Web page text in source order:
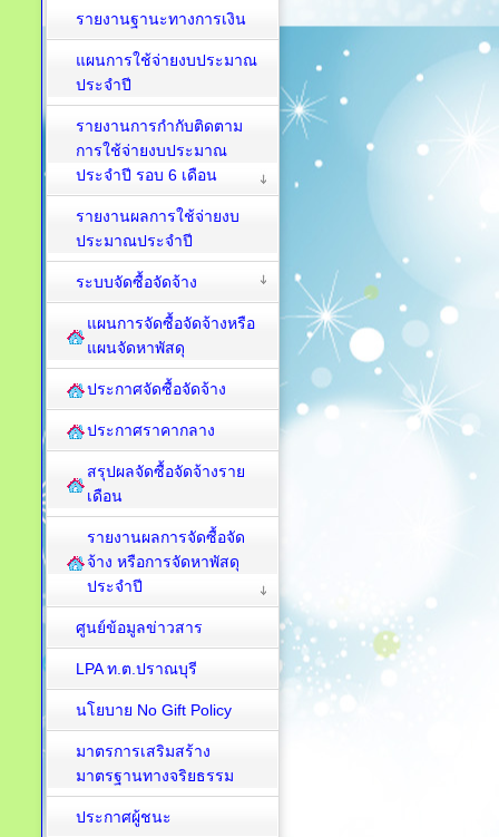
รายงานฐานะทางการเงิน
แผนการใช้จ่ายงบประมาณ
ประจำปี
รายงานการกำกับติดตาม
การใช้จ่ายงบประมาณ
ประจำปี รอบ 6 เดือน
รายงานผลการใช้จ่ายงบ
ประมาณประจำปี
ระบบจัดซื้อจัดจ้าง
แผนการจัดซื้อจัดจ้างหรือ
แผนจัดหาพัสดุ
ประกาศจัดซื้อจัดจ้าง
ประกาศราคากลาง
สรุปผลจัดซื้อจัดจ้างราย
เดือน
รายงานผลการจัดซื้อจัด
จ้าง หรือการจัดหาพัสดุ
ประจำปี
ศูนย์ข้อมูลข่าวสาร
LPA ท.ต.ปราณบุรี
นโยบาย No Gift Policy
มาตรการเสริมสร้าง
มาตรฐานทางจริยธรรม
ประกาศผู้ชนะ